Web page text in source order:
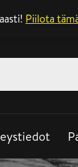
Piilota
Asiakaspalvelu